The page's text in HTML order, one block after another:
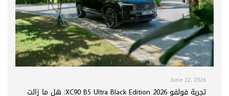
June 22, 2026
تجربة فولفو XC90 B5 Ultra Black Edition 2026: هل ما زالت